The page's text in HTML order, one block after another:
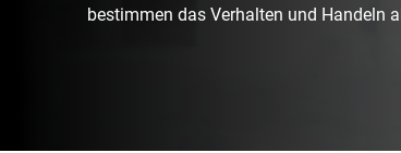
bestimmen das Verhalten und Handeln